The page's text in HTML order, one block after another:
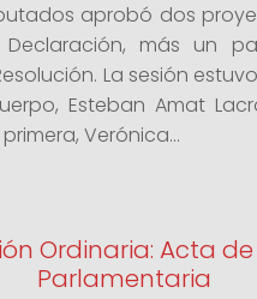
aprobó dos
más un
La sesión
Esteban Amat
Verónica...
Ordinaria: Acta
Parlamentaria